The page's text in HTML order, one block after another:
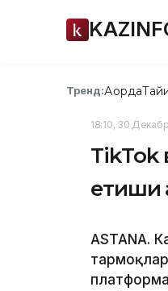
Тренд:Ақорда
18:10, 30
TikTok
етиши
ASTANА.